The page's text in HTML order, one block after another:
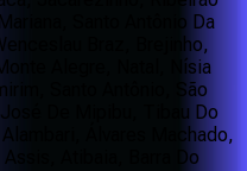
Santo Antônio Da
Braz, Brejinho,
Alegre, Natal, Nísia
Santo Antônio, São
De Mipibu, Tibau Do
Álvares Machado,
Atibaia, Barra Do